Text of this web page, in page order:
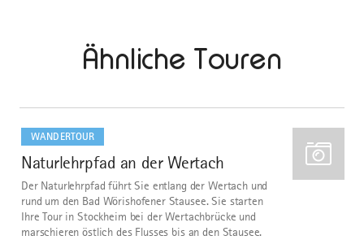
Ähnliche Touren
WANDERTOUR
1
Naturlehrpfad an der Wertach
Der Naturlehrpfad führt Sie entlang der Wertach und
rund um den Bad Wörishofener Stausee. Sie starten
Ihre Tour in Stockheim bei der Wertachbrücke und
marschieren östlich des Flusses bis an den Stausee.
dazu